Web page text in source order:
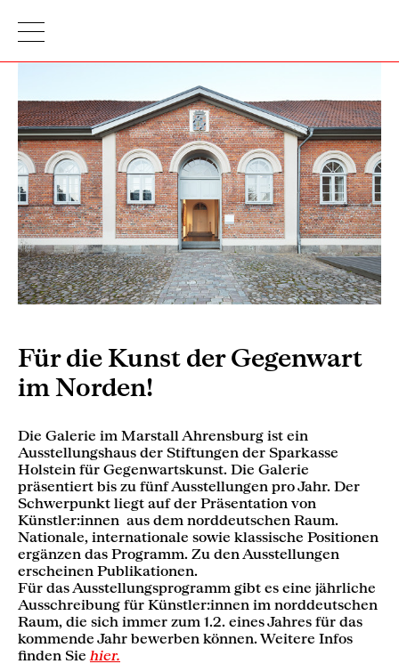
Für die Kunst der Gegenwart
im Norden!
Die Galerie im Marstall Ahrensburg ist ein
Ausstellungshaus der Stiftungen der Sparkasse
Holstein für Gegenwartskunst. Die Galerie
präsentiert bis zu fünf Ausstellungen pro Jahr. Der
Schwerpunkt liegt auf der Präsentation von
Künstler:innen aus dem norddeutschen Raum.
Nationale, internationale sowie klassische Positionen
ergänzen das Programm. Zu den Ausstellungen
erscheinen Publikationen.
Für das Ausstellungsprogramm gibt es eine jährliche
Ausschreibung für Künstler:innen im norddeutschen
Raum, die sich immer zum 1.2. eines Jahres für das
kommende Jahr bewerben können. Weitere Infos
finden Sie hier.